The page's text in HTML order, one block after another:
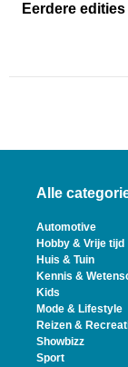
Eerdere
Alle
Automotive
Hobby & Vrije tijd
Huis & Tuin
Kennis &
Kids
Mode & Lifestyle
Reizen &
Showbizz
Sport